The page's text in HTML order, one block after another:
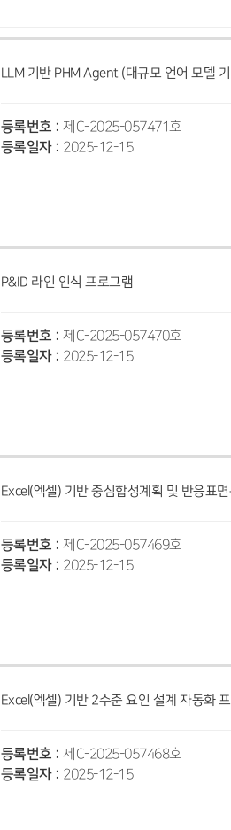
LLM 기반 PHM Agent (대규모 언어 모델
등록번호 : 제C-2025-057471호
등록일자 : 2025-12-15
P&ID 라인 인식 프로그램
등록번호 : 제C-2025-057470호
등록일자 : 2025-12-15
Excel(엑셀) 기반 중심합성계획 및 반응표
등록번호 : 제C-2025-057469호
등록일자 : 2025-12-15
Excel(엑셀) 기반 2수준 요인 설계 자동화
등록번호 : 제C-2025-057468호
등록일자 : 2025-12-15